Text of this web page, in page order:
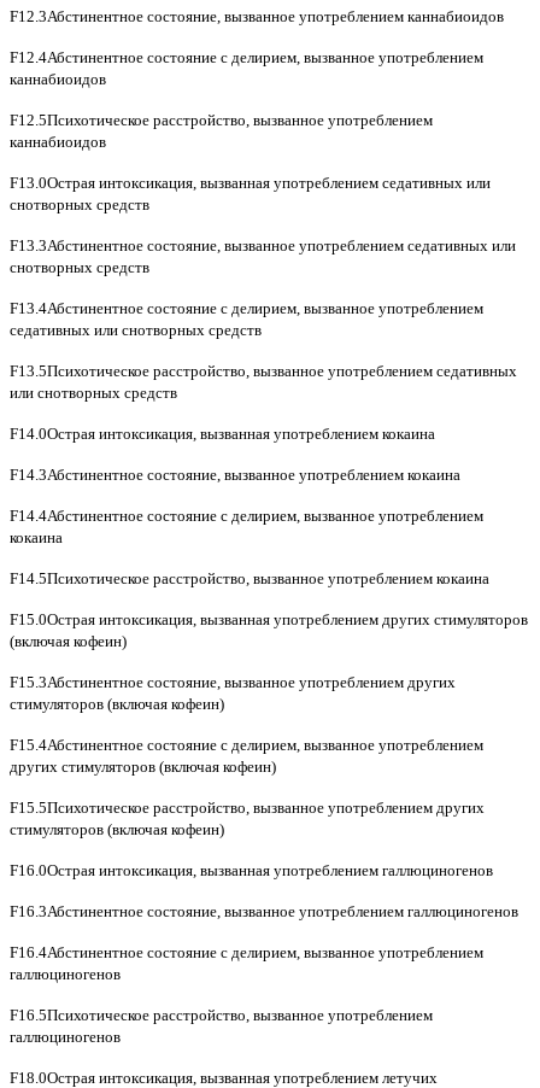
F12.3Абстинентное состояние, вызванное употреблением каннабиоидов
F12.4Абстинентное состояние с делирием, вызванное употреблением
каннабиоидов
F12.5Психотическое расстройство, вызванное употреблением
каннабиоидов
F13.0Острая интоксикация, вызванная употреблением седативных или
снотворных средств
F13.3Абстинентное состояние, вызванное употреблением седативных или
снотворных средств
F13.4Абстинентное состояние с делирием, вызванное употреблением
седативных или снотворных средств
F13.5Психотическое расстройство, вызванное употреблением седативных
или снотворных средств
F14.0Острая интоксикация, вызванная употреблением кокаина
F14.3Абстинентное состояние, вызванное употреблением кокаина
F14.4Абстинентное состояние с делирием, вызванное употреблением
кокаина
F14.5Психотическое расстройство, вызванное употреблением кокаина
F15.0Острая интоксикация, вызванная употреблением других стимуляторов
(включая кофеин)
F15.3Абстинентное состояние, вызванное употреблением других
стимуляторов (включая кофеин)
F15.4Абстинентное состояние с делирием, вызванное употреблением
других стимуляторов (включая кофеин)
F15.5Психотическое расстройство, вызванное употреблением других
стимуляторов (включая кофеин)
F16.0Острая интоксикация, вызванная употреблением галлюциногенов
F16.3Абстинентное состояние, вызванное употреблением галлюциногенов
F16.4Абстинентное состояние с делирием, вызванное употреблением
галлюциногенов
F16.5Психотическое расстройство, вызванное употреблением
галлюциногенов
F18.0Острая интоксикация, вызванная употреблением летучих